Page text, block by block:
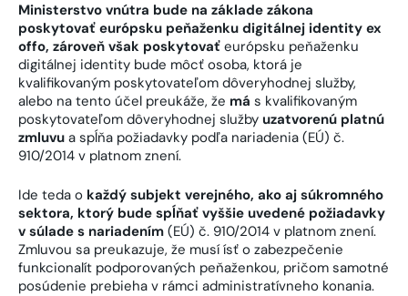
Ministerstvo vnútra bude na základe zákona
poskytovať európsku peňaženku digitálnej identity ex
offo, zároveň však poskytovať európsku peňaženku
digitálnej identity bude môcť osoba, ktorá je
kvalifikovaným poskytovateľom dôveryhodnej služby,
alebo na tento účel preukáže, že má s kvalifikovaným
poskytovateľom dôveryhodnej služby uzatvorenú platnú
zmluvu a spĺňa požiadavky podľa nariadenia (EÚ) č.
910/2014 v platnom znení.
Ide teda o každý subjekt verejného, ako aj súkromného
sektora, ktorý bude spĺňať vyššie uvedené požiadavky
v súlade s nariadením (EÚ) č. 910/2014 v platnom znení.
Zmluvou sa preukazuje, že musí ísť o zabezpečenie
funkcionalít podporovaných peňaženkou, pričom samotné
posúdenie prebieha v rámci administratívneho konania.